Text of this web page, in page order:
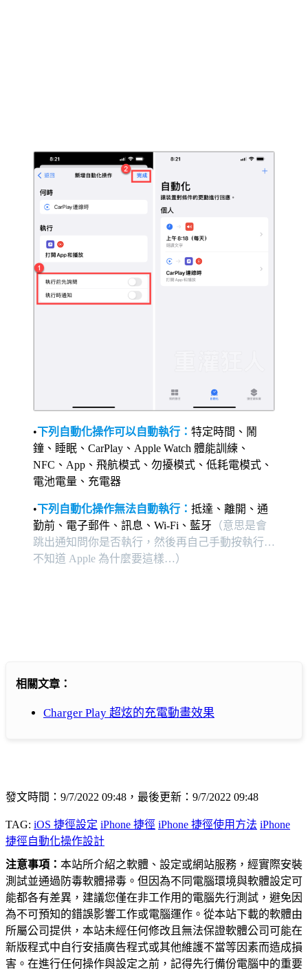
•下列自動化操作可以自動執行： 特定時間、鬧
鐘、睡眠、CarPlay、Apple Watch 體能訓練、
NFC、App、飛航模式、勿擾模式、低耗電模式、
電池電量、充電器
•下列自動化操作無法自動執行： 抵達、離開、通
勤前、電子郵件、訊息、Wi-Fi、藍牙 （意思是會
跳出通知問你是否執行，然後再自己手動按執行…
不知道 Apple 為什麼要這樣…）
相關文章：
Charger Play 超炫的充電動畫效果
發文時間：9/7/2022 09:48，最後更新：9/7/2022 09:48
TAG: iOS 捷徑設定 iPhone 捷徑 iPhone 捷徑使用方法 iPhone
捷徑自動化操作設計
注意事項： 本站所介紹之軟體、設定或網站服務，經實際安裝
測試並通過防毒軟體掃毒。但因為不同電腦環境與軟體設定可
能都各有差異，建議您僅在非工作用的電腦先行測試，避免因
為不可預知的錯誤影響工作或電腦運作。從本站下載的軟體由
所屬公司提供，本站未經任何修改且無法保證軟體公司可能在
新版程式中自行安插廣告程式或其他維護不當等因素而造成損
害。在進行任何操作與設定之前，記得先行備份電腦中的重要